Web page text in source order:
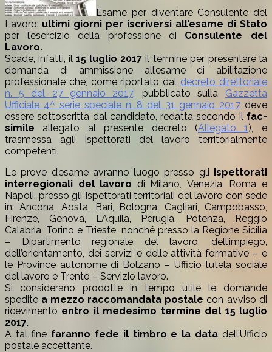
Esame per diventare Consulente del
Lavoro: ultimi giorni per iscriversi all’esame di Stato
per l’esercizio della professione di Consulente del
Lavoro.
Scade, infatti, il 15 luglio 2017 il termine per presentare la
domanda di ammissione all’esame di abilitazione
professionale che, come riportato dal decreto direttoriale
n. 5 del 27 gennaio 2017, pubblicato sulla Gazzetta
Ufficiale 4^ serie speciale n. 8 del 31 gennaio 2017 deve
essere sottoscritta dal candidato, redatta secondo il fac-
simile allegato al presente decreto (Allegato 1), e
trasmessa agli Ispettorati del lavoro territorialmente
competenti.
Le prove d’esame avranno luogo presso gli Ispettorati
interregionali del lavoro di Milano, Venezia, Roma e
Napoli, presso gli Ispettorati territoriali del lavoro con sede
in: Ancona, Aosta, Bari, Bologna, Cagliari, Campobasso,
Firenze, Genova, L’Aquila, Perugia, Potenza, Reggio
Calabria, Torino e Trieste, nonché presso la Regione Sicilia
– Dipartimento regionale del lavoro, dell’impiego,
dell’orientamento, dei servizi e delle attività formative – e
le Province autonome di Bolzano – Ufficio tutela sociale
del lavoro e Trento – Servizio lavoro.
Si considerano prodotte in tempo utile le domande
spedite a mezzo raccomandata postale con avviso di
ricevimento entro il medesimo termine del 15 luglio
2017.
A tal fine faranno fede il timbro e la data dell’Ufficio
postale accettante.